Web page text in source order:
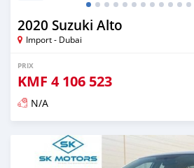
2020 Suzuki Alto
Import - Dubai
PRIX
KMF 4 106 523
N/A
Publié il y a presque 6 ans